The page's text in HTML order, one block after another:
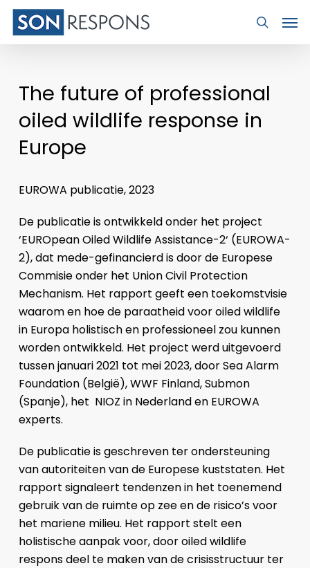
Skip
main
search
The future of professional
oiled wildlife response in
Europe
EUROWA publicatie, 2023
De publicatie is ontwikkeld onder het project
‘EUROpean Oiled Wildlife Assistance-2‘ (EUROWA-
2), dat mede-gefinancierd is door de Europese
Commisie onder het Union Civil Protection
Mechanism. Het rapport geeft een toekomstvisie
waarom en hoe de paraatheid voor oiled wildlife
in Europa holistisch en professioneel zou kunnen
worden ontwikkeld. Het project werd uitgevoerd
tussen januari 2021 tot mei 2023, door Sea Alarm
Foundation (België), WWF Finland, Submon
(Spanje), het NIOZ in Nederland en EUROWA
experts.
De publicatie is geschreven ter ondersteuning
van autoriteiten van de Europese kuststaten. Het
rapport signaleert tendenzen in het toenemend
gebruik van de ruimte op zee en de risico’s voor
het mariene milieu. Het rapport stelt een
holistische aanpak voor, door oiled wildlife
respons deel te maken van de crisisstructuur ter